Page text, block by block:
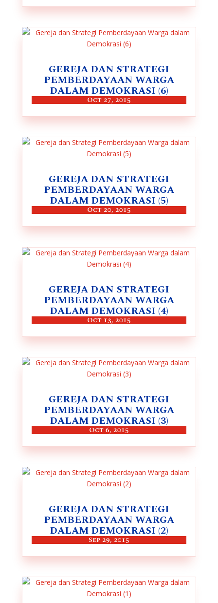
GEREJA DAN STRATEGI
PEMBERDAYAAN WARGA
DALAM DEMOKRASI (6)
Oct 27, 2015
GEREJA DAN STRATEGI
PEMBERDAYAAN WARGA
DALAM DEMOKRASI (5)
Oct 20, 2015
GEREJA DAN STRATEGI
PEMBERDAYAAN WARGA
DALAM DEMOKRASI (4)
Oct 13, 2015
GEREJA DAN STRATEGI
PEMBERDAYAAN WARGA
DALAM DEMOKRASI (3)
Oct 6, 2015
GEREJA DAN STRATEGI
PEMBERDAYAAN WARGA
DALAM DEMOKRASI (2)
Sep 29, 2015